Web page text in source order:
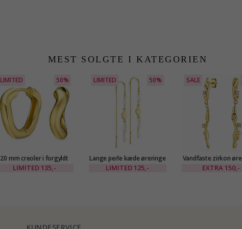
MEST SOLGTE I KATEGORIEN
LIMITED 50%
20 mm creoler i forgyldt
messing - Eliné
LIMITED 135,-
LIMITED 50%
Lange perle kæde øreringe
i forgyldt messing - Eliné
LIMITED 125,-
SALE
Vandfaste zirkon
forgyldt stål -
EXTRA 150,-